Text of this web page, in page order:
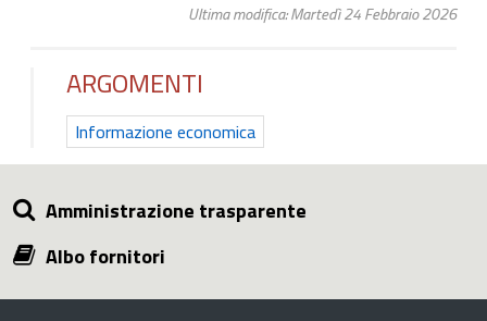
Ultima modifica: Martedì 24 Febbraio 2026
ARGOMENTI
Informazione economica
Amministrazione trasparente
Albo fornitori